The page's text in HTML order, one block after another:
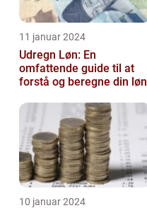
11 januar 2024
Udregn Løn: En
omfattende guide til at
forstå og beregne din løn
10 januar 2024